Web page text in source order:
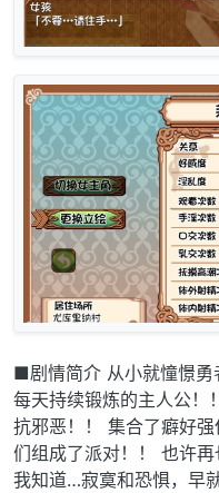
■剧情简介 从小就憧憬勇
每天持续锻炼的主人公！
抗邪恶！！ 集合了癖好
们组成了派对！！ 也许
我知道…寂寞和恐惧，早